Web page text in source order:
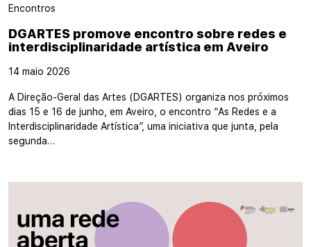
Encontros
DGARTES promove encontro sobre redes e
interdisciplinaridade artística em Aveiro
14 maio 2026
A Direção-Geral das Artes (DGARTES) organiza nos próximos
dias 15 e 16 de junho, em Aveiro, o encontro “As Redes e a
Interdisciplinaridade Artística”, uma iniciativa que junta, pela
segunda…